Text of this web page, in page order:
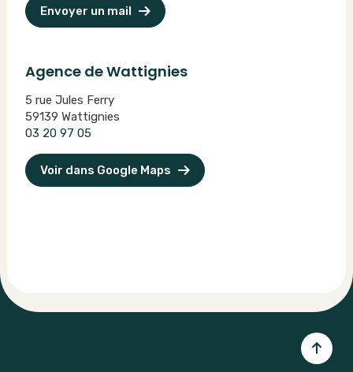
Envoyer un mail
Agence de Wattignies
5 rue Jules Ferry
59139 Wattignies
03 20 97 05
Voir dans Google Maps